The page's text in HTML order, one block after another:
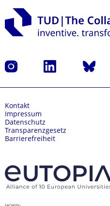
Instagram LinkedIn Bluesky
Kontakt
Impressum
Datenschutz
Transparenzgesetz
Barrierefreiheit